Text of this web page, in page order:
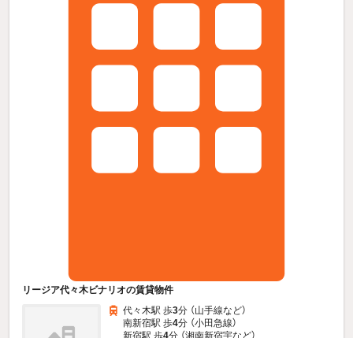
リージア代々木ビナリオの賃貸物件
代々木駅 歩3分 （山手線など）
南新宿駅 歩4分 （小田急線）
新宿駅 歩4分 （湘南新宿宇など）